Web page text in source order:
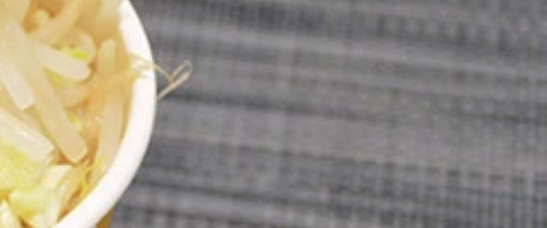
かいものもあるので注意。その後、カレールウと具をカレーメ
湯を注ぐ。（１）は通常の半量～２／３ほどでＯＫ。ペヤング
レーメン」の完成。麺を少しずつカレーに浸すつけ麺スタイル
と柔らかく戻る。ソースとスパイス、ふりかけを混ぜれば「ペ